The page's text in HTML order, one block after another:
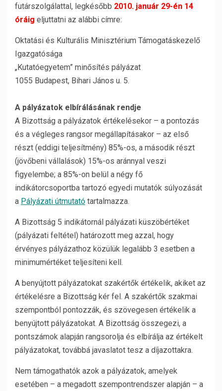
futárszolgálattal, legkésőbb 2010. január 29-én 14
óráig eljuttatni az alábbi címre:
Oktatási és Kulturális Minisztérium Támogatáskezelő
Igazgatósága
„Kutatóegyetem” minősítés pályázat
1055 Budapest, Bihari János u. 5.
A pályázatok elbírálásának rendje
A Bizottság a pályázatok értékelésekor – a pontozás
és a végleges rangsor megállapításakor – az első
részt (eddigi teljesítmény) 85%-os, a második részt
(jövőbeni vállalások) 15%-os aránnyal veszi
figyelembe; a 85%-on belül a négy fő
indikátorcsoportba tartozó egyedi mutatók súlyozását
a Pályázati útmutató tartalmazza.
A Bizottság 5 indikátornál pályázati küszöbértéket
(pályázati feltétel) határozott meg azzal, hogy
érvényes pályázathoz közülük legalább 3 esetben a
minimumértéket teljesíteni kell.
A benyújtott pályázatokat szakértők értékelik, akiket az
értékelésre a Bizottság kér fel. A szakértők szakmai
szempontból pontozzák, és szövegesen értékelik a
benyújtott pályázatokat. A Bizottság összegezi, a
pontszámok alapján rangsorolja és elbírálja az értékelt
pályázatokat, továbbá javaslatot tesz a díjazottakra.
Nem támogathatók azok a pályázatok, amelyek
esetében – a megadott szempontrendszer alapján – a